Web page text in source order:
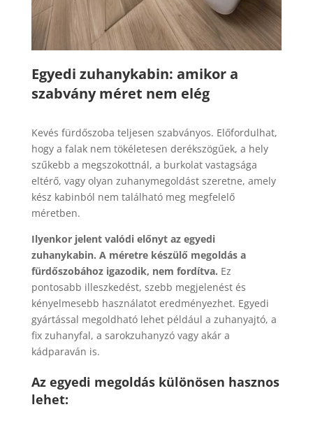
Egyedi zuhanykabin: amikor a
szabvány méret nem elég
Kevés fürdőszoba teljesen szabványos. Előfordulhat,
hogy a falak nem tökéletesen derékszögűek, a hely
szűkebb a megszokottnál, a burkolat vastagsága
eltérő, vagy olyan zuhanymegoldást szeretne, amely
kész kabinból nem található meg megfelelő
méretben.
Ilyenkor jelent valódi előnyt az egyedi
zuhanykabin. A méretre készülő megoldás a
fürdőszobához igazodik, nem fordítva. Ez
pontosabb illeszkedést, szebb megjelenést és
kényelmesebb használatot eredményezhet. Egyedi
gyártással megoldható lehet például a zuhanyajtó, a
fix zuhanyfal, a sarokzuhanyzó vagy akár a
kádparaván is.
Az egyedi megoldás különösen hasznos
lehet: